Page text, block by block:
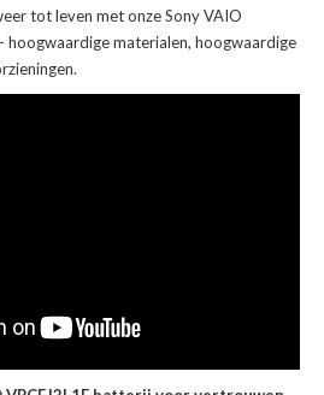
tot leven met onzeSony VAIO
- hoogwaardige materialen, hoogwaardige